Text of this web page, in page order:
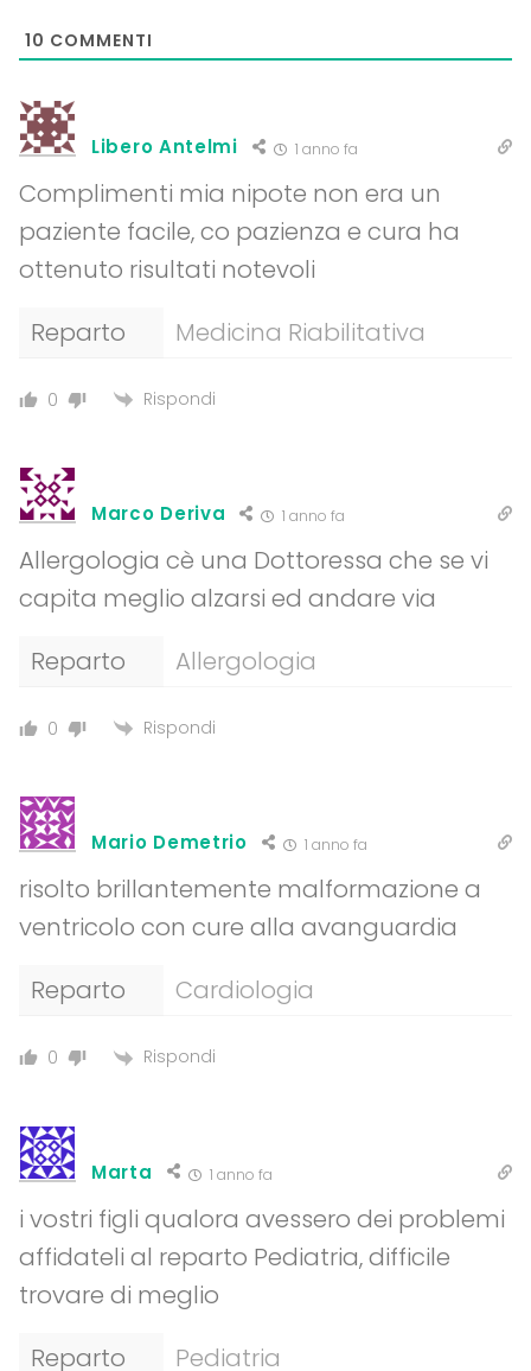
10 COMMENTI
Libero Antelmi 1 anno fa
Complimenti mia nipote non era un
paziente facile, co pazienza e cura ha
ottenuto risultati notevoli
Reparto
Medicina Riabilitativa
0 Rispondi
Marco Deriva 1 anno fa
Allergologia cè una Dottoressa che se vi
capita meglio alzarsi ed andare via
Reparto
Allergologia
0 Rispondi
Mario Demetrio 1 anno fa
risolto brillantemente malformazione a
ventricolo con cure alla avanguardia
Reparto
Cardiologia
0 Rispondi
Marta 1 anno fa
i vostri figli qualora avessero dei problemi
affidateli al reparto Pediatria, difficile
trovare di meglio
Reparto
Pediatria